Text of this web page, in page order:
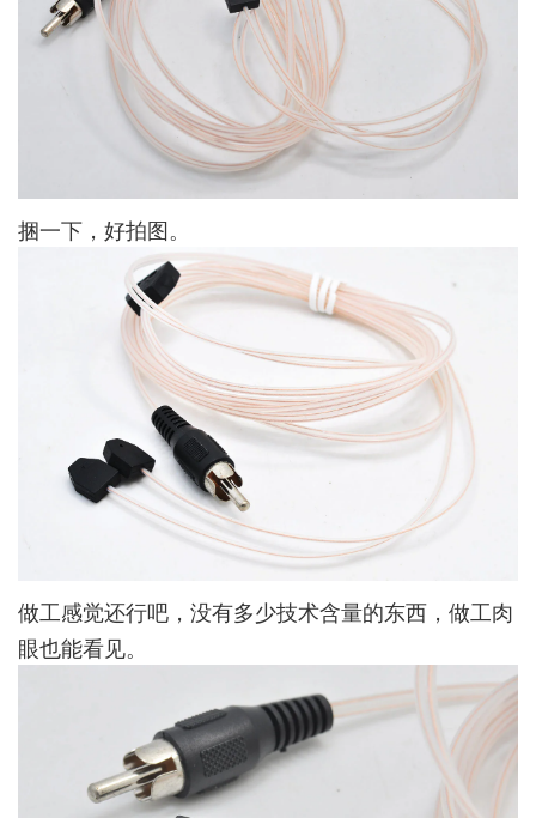
捆一下，好拍图。
做工感觉还行吧，没有多少技术含量的东西，做工肉
眼也能看见。